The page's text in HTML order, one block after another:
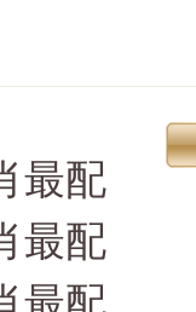
最配
最配
最配